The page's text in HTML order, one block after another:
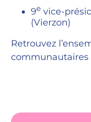
9e vice-
(Vierzon)
Retrouvez
communautaires